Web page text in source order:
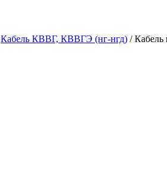
Кабель КВВГ, КВВГЭ (нг-нгд) /